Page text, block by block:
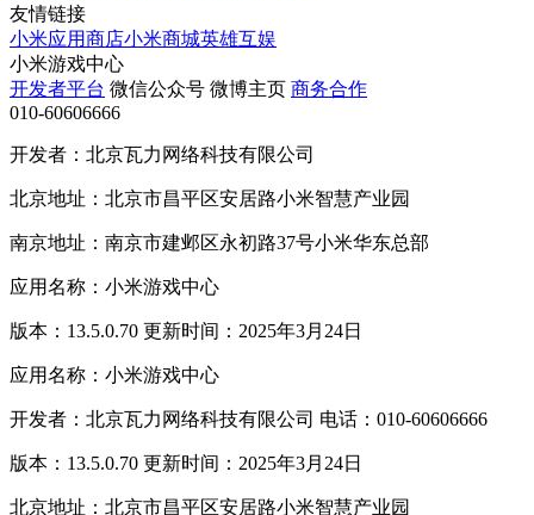
友情链接
小米应用商店小米商城英雄互娱
小米游戏中心
开发者平台 微信公众号 微博主页 商务合作
010-60606666
开发者：北京瓦力网络科技有限公司
北京地址：北京市昌平区安居路小米智慧产业园
南京地址：南京市建邺区永初路37号小米华东总部
应用名称：小米游戏中心
版本：13.5.0.70 更新时间：2025年3月24日
应用名称：小米游戏中心
开发者：北京瓦力网络科技有限公司 电话：010-60606666
版本：13.5.0.70 更新时间：2025年3月24日
北京地址：北京市昌平区安居路小米智慧产业园